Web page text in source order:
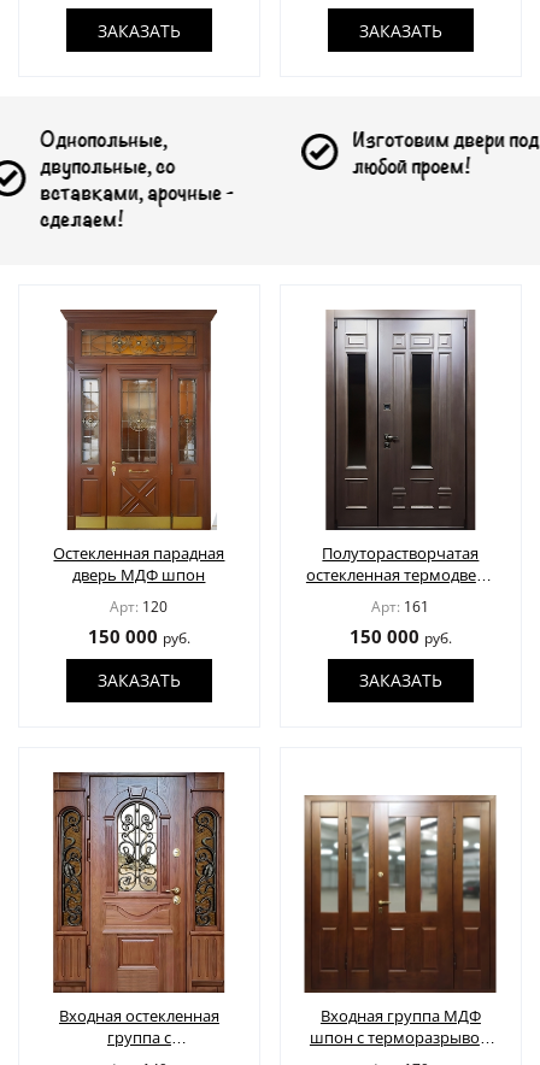
ЗАКАЗАТЬ ЗАКАЗАТЬ
-
Изготовим двери под
любой проем!
Остекленная парадная
дверь МДФ шпон
Арт: 120
150 000 руб.
ЗАКАЗАТЬ
Полуторастворчатая
остекленная термодверь
с МДФ шпон
Арт: 161
150 000 руб.
ЗАКАЗАТЬ
Входная остекленная
группа с
терморазрывом и
Входная группа МДФ
шпон с терморазрывом
и остеклением